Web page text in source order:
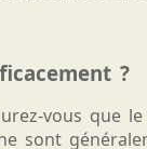
?
vous que
sont